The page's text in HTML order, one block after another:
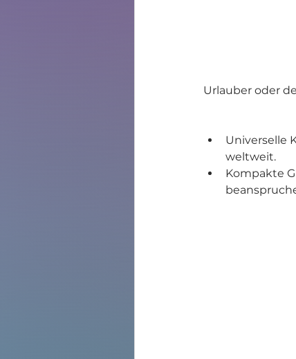
Urlauber oder
Universelle
weltweit.
Kompakte